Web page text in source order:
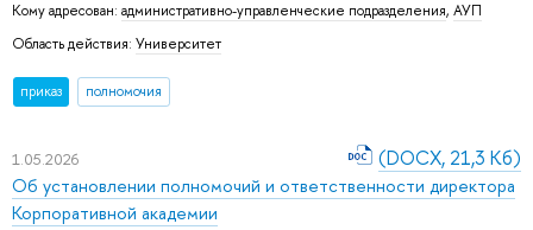
Кому адресован: административно-управленческие подразделения, АУП
Область действия: Университет
приказ полномочия
1.05.2026
Об установлении полномочий и ответственности директора
Корпоративной академии
(DOCX, 21,3 Кб)